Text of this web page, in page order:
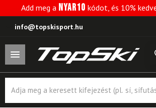
Add meg a NYAR10 kódot, és 10%
info@topskisport.hu
search